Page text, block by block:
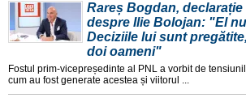
Rareș Bogdan,
despre Ilie Bolojan: "El
Deciziile lui sunt
doi oameni"
Fostul prim-vicepreședinte al PNL a vorbit de
cum au fost generate acestea și viitorul ...